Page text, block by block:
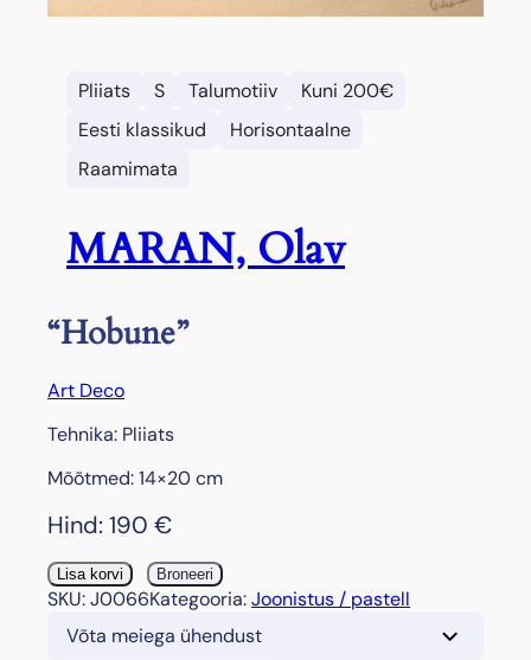
Pliiats S Talumotiiv
Kuni 200€
Eesti klassikud
Horisontaalne
Raamimata
MARAN, Olav
“Hobune”
Art Deco
Tehnika: Pliiats
Mõõtmed: 14×20 cm
Hind: 190 €
"
H
Lisa korvi Broneeri
SKU:J0066Kategooria:Joonistus / pastell
Võta meiega ühendust